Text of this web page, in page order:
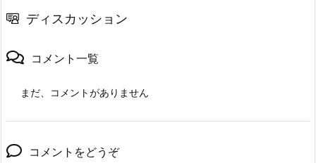
ディスカッション
コメント一覧
まだ、コメントがありません
コメントをどうぞ